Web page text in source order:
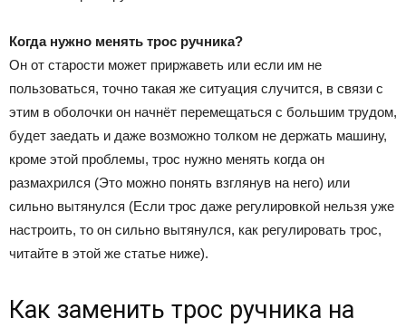
Когда нужно менять трос ручника?
Он от старости может приржаветь или если им не
пользоваться, точно такая же ситуация случится, в связи с
этим в оболочки он начнёт перемещаться с большим трудом,
будет заедать и даже возможно толком не держать машину,
кроме этой проблемы, трос нужно менять когда он
размахрился (Это можно понять взглянув на него) или
сильно вытянулся (Если трос даже регулировкой нельзя уже
настроить, то он сильно вытянулся, как регулировать трос,
читайте в этой же статье ниже).
Как заменить трос ручника на